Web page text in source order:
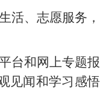
活、志愿服务，
台和网上专题报
见闻和学习感悟